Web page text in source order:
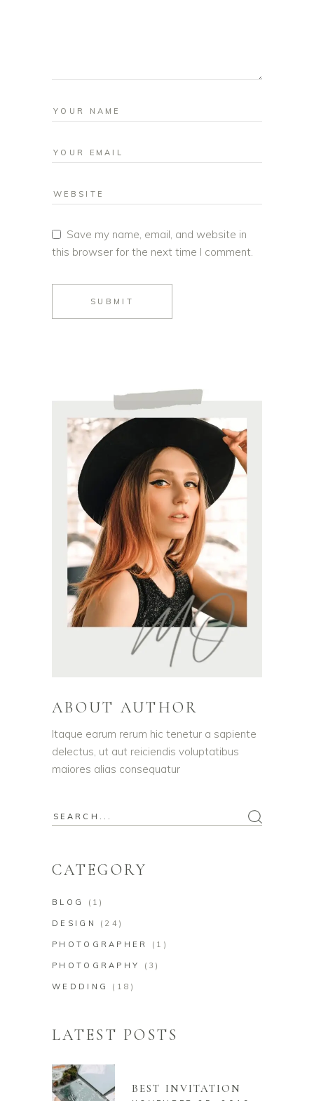
Save my name, email, and website in
this browser for the next time I comment.
SUBMIT
ABOUT AUTHOR
Itaque earum rerum hic tenetur a sapiente
delectus, ut aut reiciendis voluptatibus
maiores alias consequatur
CATEGORY
BLOG (1)
DESIGN (24)
PHOTOGRAPHER (1)
PHOTOGRAPHY (3)
WEDDING (18)
LATEST POSTS
BEST INVITATION